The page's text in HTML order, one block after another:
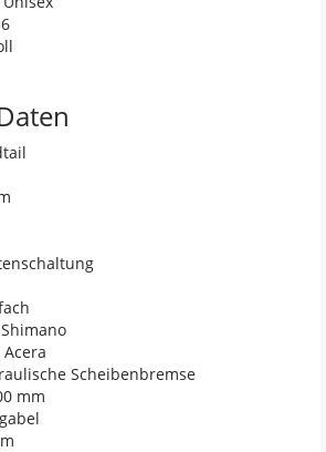
Shimano
Acera
Scheibenbremse
mm